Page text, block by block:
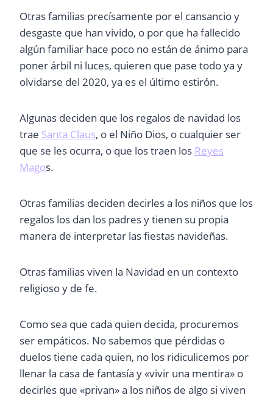
Otras familias precísamente por el cansancio y
desgaste que han vivido, o por que ha fallecido
algún familiar hace poco no están de ánimo para
poner árbil ni luces, quieren que pase todo ya y
olvidarse del 2020, ya es el último estirón.
Algunas deciden que los regalos de navidad los
trae Santa Claus, o el Niño Dios, o cualquier ser
que se les ocurra, o que los traen los Reyes
Magos.
Otras familias deciden decirles a los niños que los
regalos los dan los padres y tienen su propia
manera de interpretar las fiestas navideñas.
Otras familias viven la Navidad en un contexto
religioso y de fe.
Como sea que cada quien decida, procuremos
ser empáticos. No sabemos que pérdidas o
duelos tiene cada quien, no los ridiculicemos por
llenar la casa de fantasía y «vivir una mentira» o
decirles que «privan» a los niños de algo si viven